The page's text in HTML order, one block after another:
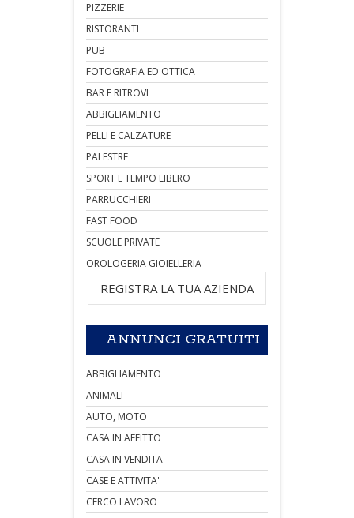
PIZZERIE
RISTORANTI
PUB
FOTOGRAFIA ED OTTICA
BAR E RITROVI
ABBIGLIAMENTO
PELLI E CALZATURE
PALESTRE
SPORT E TEMPO LIBERO
PARRUCCHIERI
FAST FOOD
SCUOLE PRIVATE
OROLOGERIA GIOIELLERIA
REGISTRA LA TUA AZIENDA
ANNUNCI GRATUITI
ABBIGLIAMENTO
ANIMALI
AUTO, MOTO
CASA IN AFFITTO
CASA IN VENDITA
CASE E ATTIVITA'
CERCO LAVORO